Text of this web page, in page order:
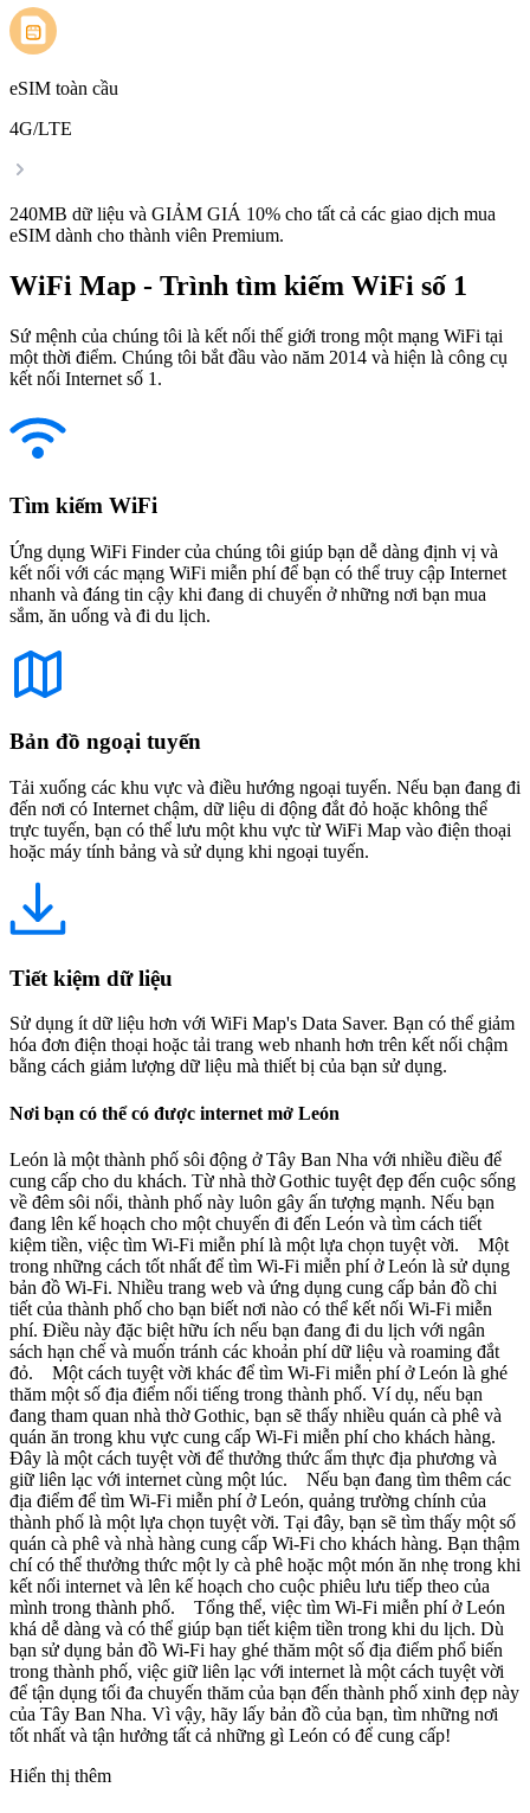
eSIM toàn cầu
4G/LTE
240MB dữ liệu và GIẢM GIÁ 10% cho tất cả các giao dịch mua
eSIM dành cho thành viên Premium.
WiFi Map - Trình tìm kiếm WiFi số 1
Sứ mệnh của chúng tôi là kết nối thế giới trong một mạng WiFi tại
một thời điểm. Chúng tôi bắt đầu vào năm 2014 và hiện là công cụ
kết nối Internet số 1.
Tìm kiếm WiFi
Ứng dụng WiFi Finder của chúng tôi giúp bạn dễ dàng định vị và
kết nối với các mạng WiFi miễn phí để bạn có thể truy cập Internet
nhanh và đáng tin cậy khi đang di chuyển ở những nơi bạn mua
sắm, ăn uống và đi du lịch.
Bản đồ ngoại tuyến
Tải xuống các khu vực và điều hướng ngoại tuyến. Nếu bạn đang đi
đến nơi có Internet chậm, dữ liệu di động đắt đỏ hoặc không thể
trực tuyến, bạn có thể lưu một khu vực từ WiFi Map vào điện thoại
hoặc máy tính bảng và sử dụng khi ngoại tuyến.
Tiết kiệm dữ liệu
Sử dụng ít dữ liệu hơn với WiFi Map's Data Saver. Bạn có thể giảm
hóa đơn điện thoại hoặc tải trang web nhanh hơn trên kết nối chậm
bằng cách giảm lượng dữ liệu mà thiết bị của bạn sử dụng.
Nơi bạn có thể có được internet mở León
León là một thành phố sôi động ở Tây Ban Nha với nhiều điều để
cung cấp cho du khách. Từ nhà thờ Gothic tuyệt đẹp đến cuộc sống
về đêm sôi nổi, thành phố này luôn gây ấn tượng mạnh. Nếu bạn
đang lên kế hoạch cho một chuyến đi đến León và tìm cách tiết
kiệm tiền, việc tìm Wi-Fi miễn phí là một lựa chọn tuyệt vời. Một
trong những cách tốt nhất để tìm Wi-Fi miễn phí ở León là sử dụng
bản đồ Wi-Fi. Nhiều trang web và ứng dụng cung cấp bản đồ chi
tiết của thành phố cho bạn biết nơi nào có thể kết nối Wi-Fi miễn
phí. Điều này đặc biệt hữu ích nếu bạn đang đi du lịch với ngân
sách hạn chế và muốn tránh các khoản phí dữ liệu và roaming đắt
đỏ. Một cách tuyệt vời khác để tìm Wi-Fi miễn phí ở León là ghé
thăm một số địa điểm nổi tiếng trong thành phố. Ví dụ, nếu bạn
đang tham quan nhà thờ Gothic, bạn sẽ thấy nhiều quán cà phê và
quán ăn trong khu vực cung cấp Wi-Fi miễn phí cho khách hàng.
Đây là một cách tuyệt vời để thưởng thức ẩm thực địa phương và
giữ liên lạc với internet cùng một lúc. Nếu bạn đang tìm thêm các
địa điểm để tìm Wi-Fi miễn phí ở León, quảng trường chính của
thành phố là một lựa chọn tuyệt vời. Tại đây, bạn sẽ tìm thấy một số
quán cà phê và nhà hàng cung cấp Wi-Fi cho khách hàng. Bạn thậm
chí có thể thưởng thức một ly cà phê hoặc một món ăn nhẹ trong khi
kết nối internet và lên kế hoạch cho cuộc phiêu lưu tiếp theo của
mình trong thành phố. Tổng thể, việc tìm Wi-Fi miễn phí ở León
khá dễ dàng và có thể giúp bạn tiết kiệm tiền trong khi du lịch. Dù
bạn sử dụng bản đồ Wi-Fi hay ghé thăm một số địa điểm phổ biến
trong thành phố, việc giữ liên lạc với internet là một cách tuyệt vời
để tận dụng tối đa chuyến thăm của bạn đến thành phố xinh đẹp này
của Tây Ban Nha. Vì vậy, hãy lấy bản đồ của bạn, tìm những nơi
tốt nhất và tận hưởng tất cả những gì León có để cung cấp!
Hiển thị thêm